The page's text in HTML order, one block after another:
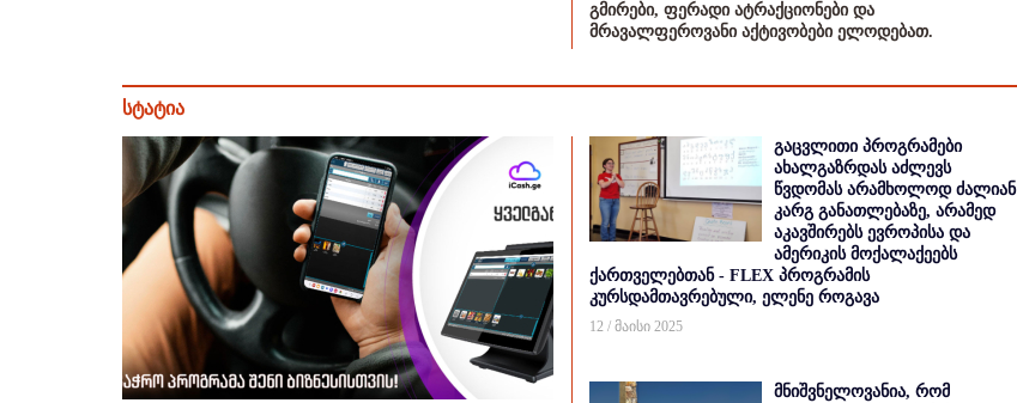
გმირები, ფერადი ატრაქციონები და
მრავალფეროვანი აქტივობები ელოდებათ.
სტატია
გაცვლითი პროგრამები
ახალგაზრდას აძლევს
წვდომას არამხოლოდ ძალიან
კარგ განათლებაზე, არამედ
აკავშირებს ევროპისა და
ამერიკის მოქალაქეებს
ქართველებთან - FLEX პროგრამის
კურსდამთავრებული, ელენე როგავა
12 / მაისი 2025
მნიშვნელოვანია, რომ